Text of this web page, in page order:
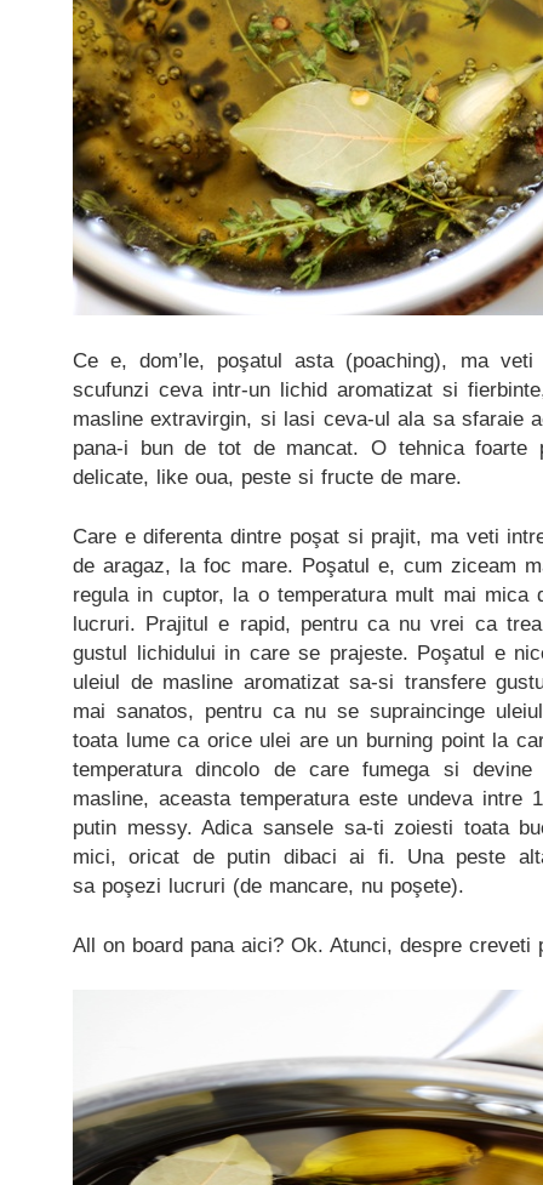
Ce e, dom’le, poşatul asta (poaching), ma
scufunzi ceva intr-un lichid aromatizat si
masline extravirgin, si lasi ceva-ul ala sa sfaraie
pana-i bun de tot de mancat. O tehnica foarte
delicate, like oua, peste si fructe de mare.
Care e diferenta dintre poşat si prajit, ma veti
de aragaz, la foc mare. Poşatul e, cum ziceam
regula in cuptor, la o temperatura mult mai mica
lucruri. Prajitul e rapid, pentru ca nu vrei ca
gustul lichidului in care se prajeste. Poşatul e
uleiul de masline aromatizat sa-si transfere
mai sanatos, pentru ca nu se supraincinge
toata lume ca orice ulei are un burning point la
temperatura dincolo de care fumega si
masline, aceasta temperatura este undeva intre
putin messy. Adica sansele sa-ti zoiesti toata
mici, oricat de putin dibaci ai fi. Una peste
sa poşezi lucruri (de mancare, nu poşete).
All on board pana aici? Ok. Atunci, despre creveti